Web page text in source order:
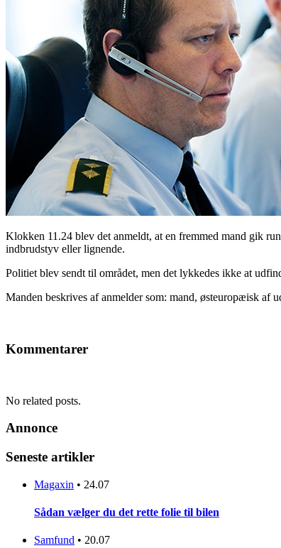
Klokken 11.24 blev det anmeldt, at en fremmed mand gik
indbrudstyv eller lignende.
Politiet blev sendt til området, men det lykkedes ikke at
Manden beskrives af anmelder som: mand, østeuropæisk af
Kommentarer
No related posts.
Annonce
Seneste artikler
Magaxin • 24.07
Sådan vælger du det rette folie til bilen
Samfund • 20.07